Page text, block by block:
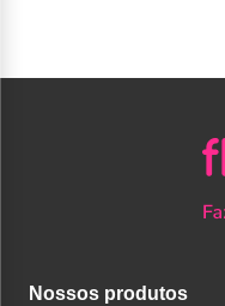
Nossos produtos